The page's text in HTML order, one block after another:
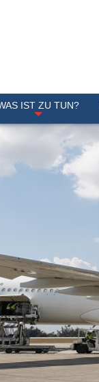
IST ZU TUN?